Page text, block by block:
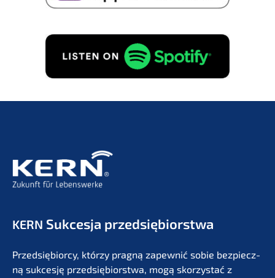
KERN Sukces­ja przedsiębiorstwa
Przedsię­bi­or­cy, którzy pragną zapew­nić sobie bezpiecz­
ną sukces­ję przedsię­bi­orst­wa, mogą skorzystać z